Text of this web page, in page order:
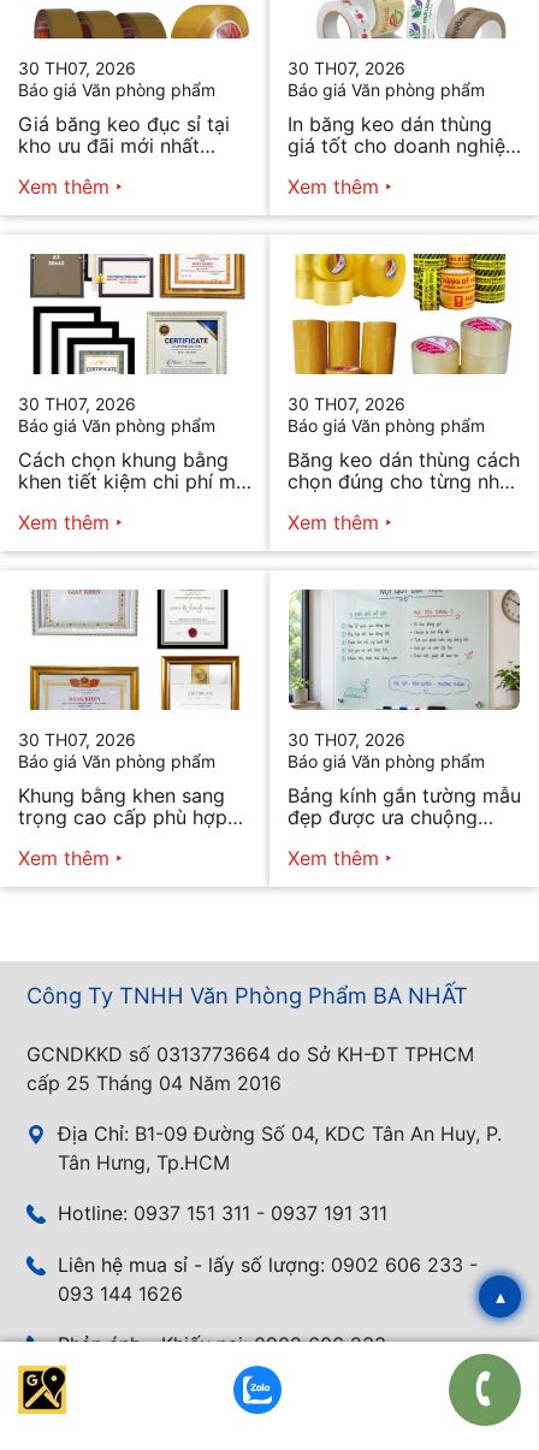
30 TH07, 2026
Báo giá Văn phòng phẩm
Giá băng keo đục sỉ tại
kho ưu đãi mới nhất
Xem thêm
30 TH07, 2026
Báo giá Văn phòng phẩm
In băng keo dán thùng
giá tốt cho doanh nghiệp
Xem thêm
30 TH07, 2026
Báo giá Văn phòng phẩm
Cách chọn khung bằng
khen tiết kiệm chi phí mà
Xem thêm
30 TH07, 2026
Báo giá Văn phòng phẩm
Băng keo dán thùng cách
chọn đúng cho từng nhu
Xem thêm
30 TH07, 2026
Báo giá Văn phòng phẩm
Khung bằng khen sang
trọng cao cấp phù hợp
Xem thêm
30 TH07, 2026
Báo giá Văn phòng phẩm
Bảng kính gắn tường mẫu
đẹp được ưa chuộng
Xem thêm
Công Ty TNHH Văn Phòng Phẩm BA NHẤT
GCNDKKD số 0313773664 do Sở KH-ĐT TPHCM
cấp 25 Tháng 04 Năm 2016
Địa Chỉ: B1-09 Đường Số 04, KDC Tân An Huy, P.
Tân Hưng, Tp.HCM
Hotline: 0937 151 311 - 0937 191 311
Liên hệ mua sỉ - lấy số lượng: 0902 606 233 -
093 144 1626
Phản ánh - Khiếu nại:0902 606 233
Email: banhang@vanphongphambanhat.com
▴